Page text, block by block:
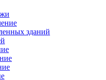
зданий